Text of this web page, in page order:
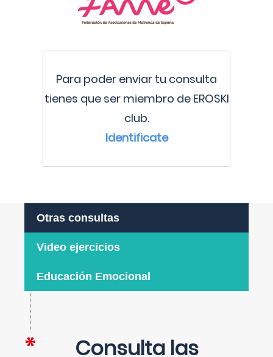
Para poder enviar tu consulta
tienes que ser miembro de EROSKI
club.
Identificate
Otras consultas
Video ejercicios
Educación Emocional
Consulta las